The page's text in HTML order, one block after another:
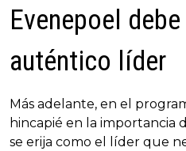
Evenepoel
auténtico líder
Más adelante, en el
hincapié en la importancia
se erija como el líder que